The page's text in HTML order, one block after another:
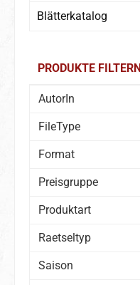
Blätterkatalog
PRODUKTE FILTERN
AutorIn
FileType
Format
Preisgruppe
Produktart
Raetseltyp
Saison